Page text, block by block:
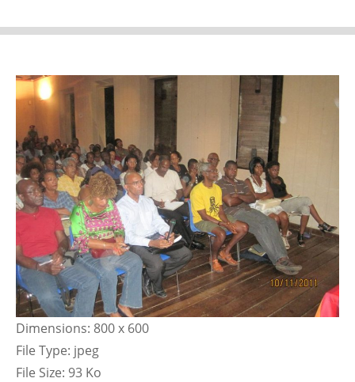
Dimensions: 800 x 600
File Type: jpeg
File Size: 93 Ko